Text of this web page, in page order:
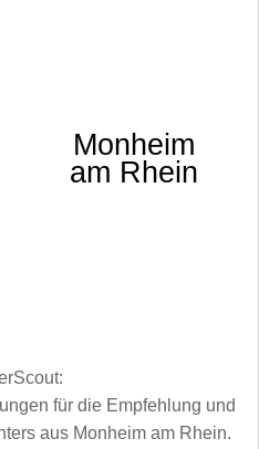
Monheim
am Rhein
für die Empfehlung und
aus Monheim am Rhein.